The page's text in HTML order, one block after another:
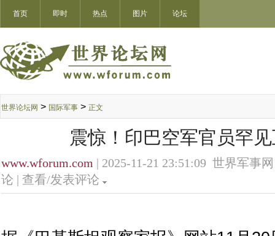
首页 即时 热点 图片 论坛
世界论坛网 > 国际军事 > 正文
震惊！印巴空军官员罕
www.wforum.com | 2025-11-21 23:51:09 世界军事
论 | 查看/发表评论